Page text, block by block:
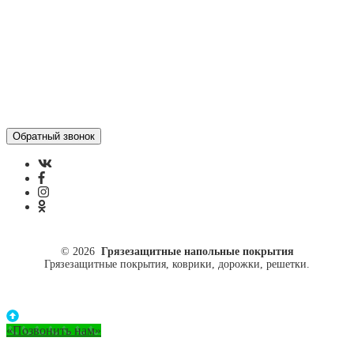
© 2026 Грязезащитные напольные покрытия
Грязезащитные покрытия, коврики, дорожки, решетки.
«Позвонить нам»